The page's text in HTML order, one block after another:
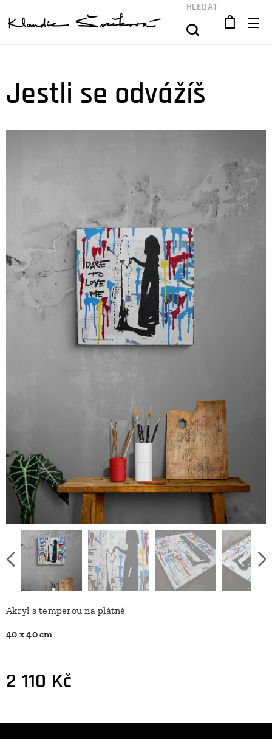
HLEDAT
Jestli se odvážíš
Akryl s temperou na plátně
40 x 40 cm
2 110 Kč